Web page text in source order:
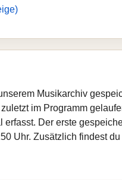
Musikarchiv
im Programm
Der erste
Uhr. Zusätzlich findest